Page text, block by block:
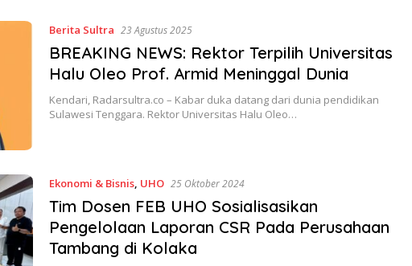
Berita Sultra 23 Agustus 2025
BREAKING NEWS: Rektor Terpilih Universitas
Halu Oleo Prof. Armid Meninggal Dunia
Kendari, Radarsultra.co – Kabar duka datang dari dunia pendidikan
Sulawesi Tenggara. Rektor Universitas Halu Oleo…
Ekonomi & Bisnis, UHO 25 Oktober 2024
Tim Dosen FEB UHO Sosialisasikan
Pengelolaan Laporan CSR Pada Perusahaan
Tambang di Kolaka